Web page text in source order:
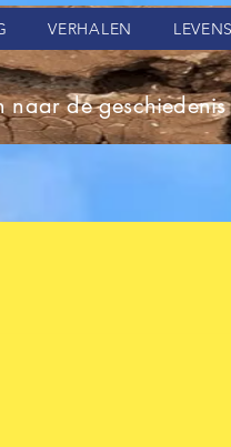
VERHALEN LEVENS
naar de